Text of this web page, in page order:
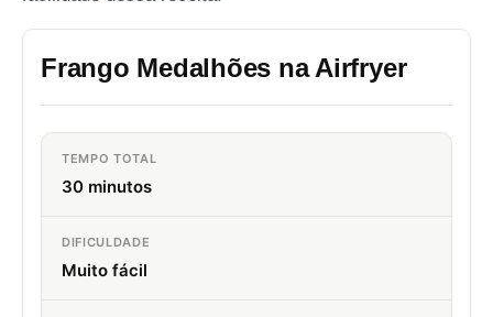
Frango Medalhões na Airfryer
TEMPO TOTAL
30 minutos
DIFICULDADE
Muito fácil